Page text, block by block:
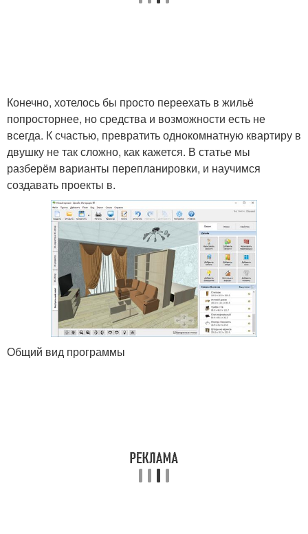
Конечно, хотелось бы просто переехать в жильё
попросторнее, но средства и возможности есть не
всегда. К счастью, превратить однокомнатную квартиру в
двушку не так сложно, как кажется. В статье мы
разберём варианты перепланировки, и научимся
создавать проекты в.
Общий вид программы